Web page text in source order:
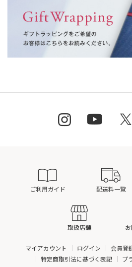
ご利用ガイド 配送料一覧
取扱店舗
マイアカウント ログイン 会員登
特定商取引法に基づく表記
プ